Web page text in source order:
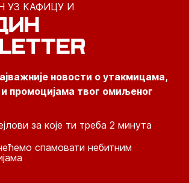
УЗ КАФИЦУ И
новости о утакмицама,
промоцијама твог омиљеног
за које ти треба 2 минута
спамовати небитним